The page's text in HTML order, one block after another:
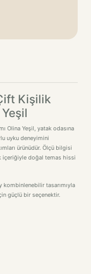
Kişilik
Olina Yeşil, yatak odasına
uyku deneyimini
ürünüdür. Ölçü bilgisi
içeriğiyle doğal temas hissi
tasarımıyla
güçlü bir seçenektir.